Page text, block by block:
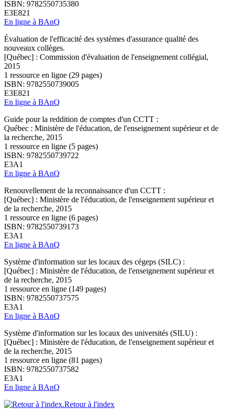
ISBN: 9782550735380
E3E821
En ligne à BAnQ
Évaluation de l'efficacité des systèmes d'assurance qualité des
nouveaux collèges.
[Québec] : Commission d'évaluation de l'enseignement collégial,
2015
1 ressource en ligne (29 pages)
ISBN: 9782550739005
E3E821
En ligne à BAnQ
Guide pour la reddition de comptes d'un CCTT :
Québec : Ministère de l'éducation, de l'enseignement supérieur et de
la recherche, 2015
1 ressource en ligne (5 pages)
ISBN: 9782550739722
E3A1
En ligne à BAnQ
Renouvellement de la reconnaissance d'un CCTT :
[Québec] : Ministère de l'éducation, de l'enseignement supérieur et
de la recherche, 2015
1 ressource en ligne (6 pages)
ISBN: 9782550739173
E3A1
En ligne à BAnQ
Système d'information sur les locaux des cégeps (SILC) :
[Québec] : Ministère de l'éducation, de l'enseignement supérieur et
de la recherche, 2015
1 ressource en ligne (149 pages)
ISBN: 9782550737575
E3A1
En ligne à BAnQ
Système d'information sur les locaux des universités (SILU) :
[Québec] : Ministère de l'éducation, de l'enseignement supérieur et
de la recherche, 2015
1 ressource en ligne (81 pages)
ISBN: 9782550737582
E3A1
En ligne à BAnQ
Retour à l'index